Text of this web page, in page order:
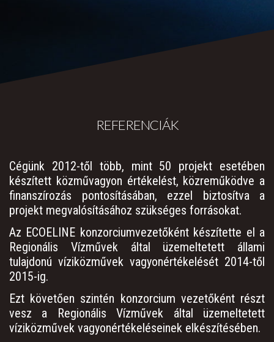
REFERENCIÁK
Cégünk 2012-től több, mint 50 projekt esetében
készített közművagyon értékelést, közreműködve a
finanszírozás pontosításában, ezzel biztosítva a
projekt megvalósításához szükséges forrásokat.
Az ECOELINE konzorciumvezetőként készítette el a
Regionális Vízművek által üzemeltetett állami
tulajdonú víziközművek vagyonértékelését 2014-től
2015-ig.
Ezt követően szintén konzorcium vezetőként részt
vesz a Regionális Vízművek által üzemeltetett
víziközművek vagyonértékeléseinek elkészítésében.